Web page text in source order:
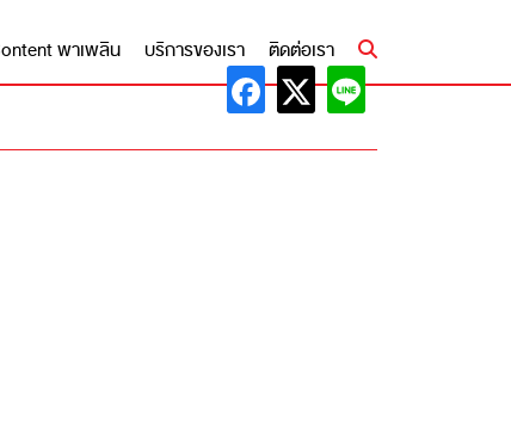
พาเพลิน บริการของเรา ติดต่อเรา